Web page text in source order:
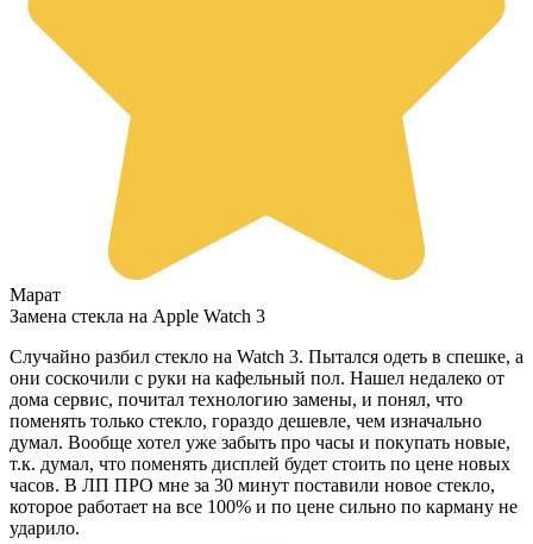
Марат
Замена стекла на Apple Watch 3
Случайно разбил стекло на Watch 3. Пытался одеть в спешке, а
они соскочили с руки на кафельный пол. Нашел недалеко от
дома сервис, почитал технологию замены, и понял, что
поменять только стекло, гораздо дешевле, чем изначально
думал. Вообще хотел уже забыть про часы и покупать новые,
т.к. думал, что поменять дисплей будет стоить по цене новых
часов. В ЛП ПРО мне за 30 минут поставили новое стекло,
которое работает на все 100% и по цене сильно по карману не
ударило.